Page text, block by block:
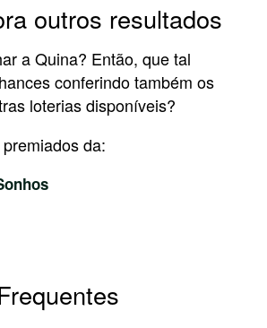
outros resultados
a Quina? Então, que tal
conferindo também os
loterias disponíveis?
da: